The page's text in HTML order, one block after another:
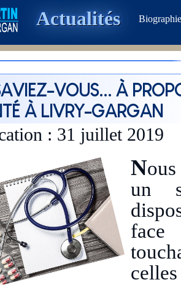
Actualités Biographie
VOUS... À
À LIVRY-GARGAN
: 31 juillet 2019
N
un
face